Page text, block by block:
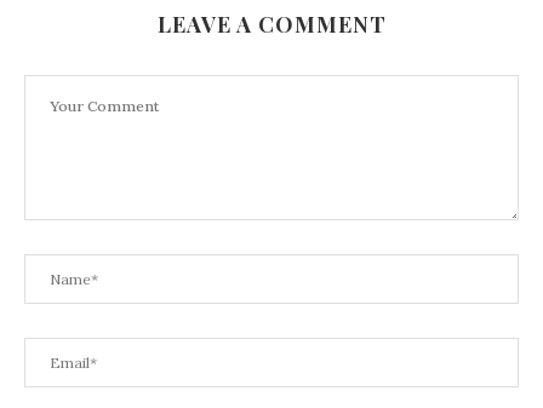
LEAVE A COMMENT